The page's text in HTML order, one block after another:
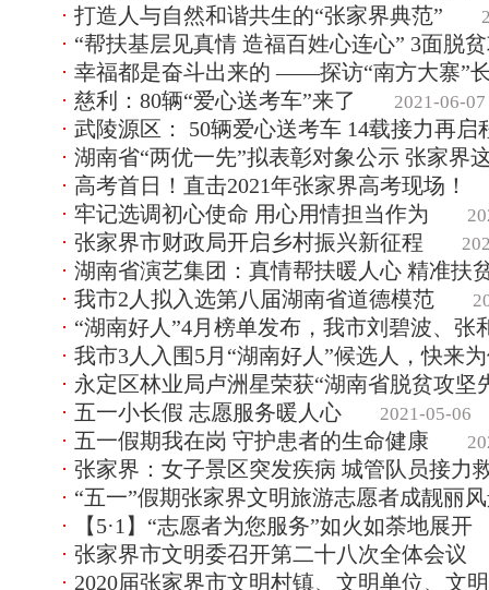
打造人与自然和谐共生的“张家界典范”
“帮扶基层见真情 造福百姓心连心” 3面脱
幸福都是奋斗出来的 ——探访“南方大寨”
慈利：80辆“爱心送考车”来了
2021-06-07
武陵源区： 50辆爱心送考车 14载接力再启
湖南省“两优一先”拟表彰对象公示 张家界
高考首日！直击2021年张家界高考现场！
牢记选调初心使命 用心用情担当作为
张家界市财政局开启乡村振兴新征程
湖南省演艺集团：真情帮扶暖人心 精准扶
我市2人拟入选第八届湖南省道德模范
“湖南好人”4月榜单发布，我市刘碧波、张
我市3人入围5月“湖南好人”候选人，快来
永定区林业局卢洲星荣获“湖南省脱贫攻坚
五一小长假 志愿服务暖人心
2021-05-06
五一假期我在岗 守护患者的生命健康
张家界：女子景区突发疾病 城管队员接力
“五一”假期张家界文明旅游志愿者成靓丽
【5·1】“志愿者为您服务”如火如荼地展开
张家界市文明委召开第二十八次全体会议
2020届张家界市文明村镇、文明单位、文